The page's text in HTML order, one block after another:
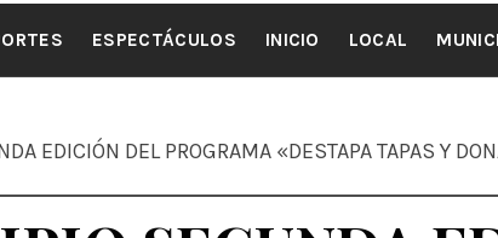
ESPECTÁCULOS INICIO LOCAL
EDICIÓN DEL PROGRAMA «DESTAPA TAPAS Y